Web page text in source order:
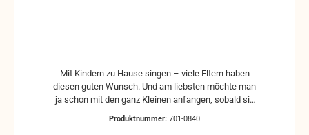
Mit Kindern zu Hause singen – viele Eltern haben
diesen guten Wunsch. Und am liebsten möchte man
ja schon mit den ganz Kleinen anfangen, sobald sie
Produktnummer: 701-0840